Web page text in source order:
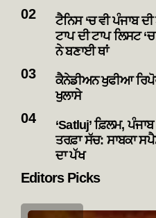
ਟੈਨਿਸ ‘ਚ ਵੀ ਪੰਜਾਬ
ਟਾਪ ਦੀ ਟਾਪ ਲਿਸਟ
ਨੇ ਬਣਾਈ ਥਾਂ
ਕੈਨੇਡੀਅਨ ਖੁਫੀਆ
ਖੁਲਾਸੇ
‘Satluj’ ਫ਼ਿਲਮ,
ਤਰਫ਼ਾ ਸੱਚ: ਸਾਬਕਾ
ਦਾ ਪੱਖ
Editors Picks